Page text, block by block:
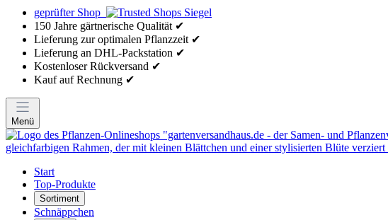
geprüfter Shop
150 Jahre gärtnerische Qualität ✔
Lieferung zur optimalen Pflanzzeit ✔
Lieferung an DHL-Packstation ✔
Kostenloser Rückversand ✔
Kauf auf Rechnung ✔
Menü
Start
Top-Produkte
Sortiment
Schnäppchen